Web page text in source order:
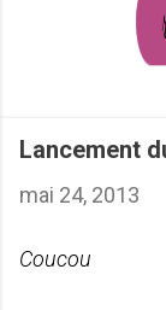
Lancement
mai 24, 2013
Coucou